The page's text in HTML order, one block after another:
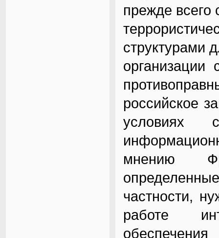
прежде всего
структурами
организации
российское
условиях
мнению
частности,
работе